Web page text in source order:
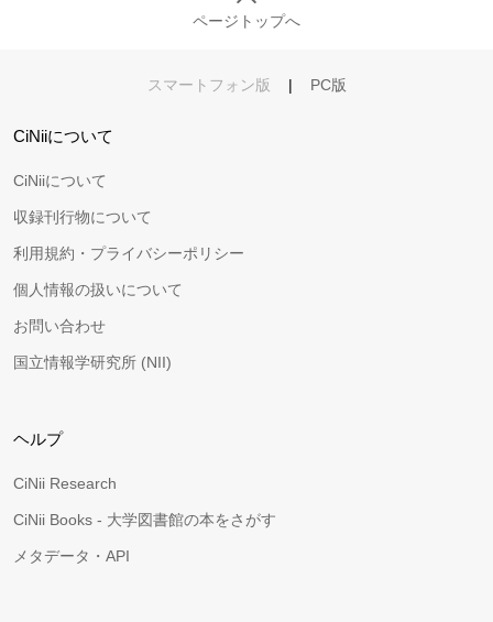
ページトップへ
スマートフォン版 | PC版
CiNiiについて
CiNiiについて
収録刊行物について
利用規約・プライバシーポリシー
個人情報の扱いについて
お問い合わせ
国立情報学研究所 (NII)
ヘルプ
CiNii Research
CiNii Books - 大学図書館の本をさがす
メタデータ・API